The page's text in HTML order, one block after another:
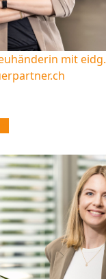
mit eidg.